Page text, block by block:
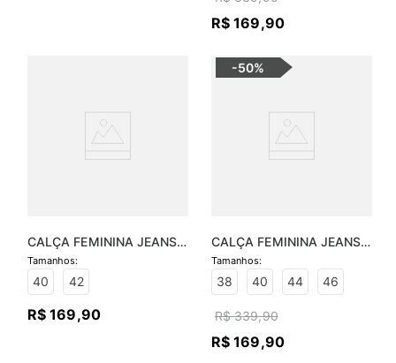
R$ 169,90
CALÇA FEMININA JEANS
BÁSICA SOFIA - JEANS
MÉDIO
40 42
R$ 169,90
-50%
CALÇA FEMININA JEANS
LUCIANA FLARE
38
40 44 46
R$ 339,90
R$ 169,90